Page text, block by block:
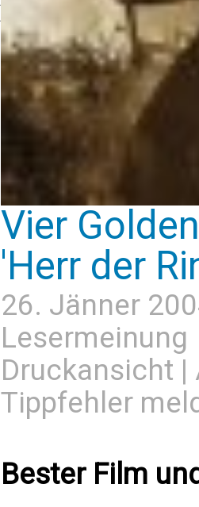
Vier
'Herr der
26. Jänner
Lesermeinung
Druckansicht |
Tippfehler
Bester Film